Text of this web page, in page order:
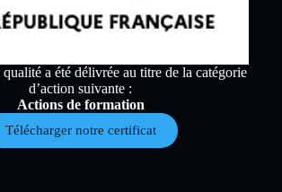
a été délivrée au titre de la catégorie
d’action suivante :
Actions de formation
Télécharger notre certificat